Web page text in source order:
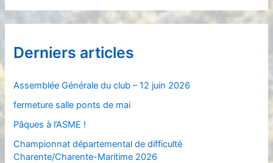
h
r
e
r
Derniers articles
Assemblée Générale du club – 12 juin 2026
fermeture salle ponts de mai
Pâques à l’ASME !
Championnat départemental de difficulté
Charente/Charente-Maritime 2026